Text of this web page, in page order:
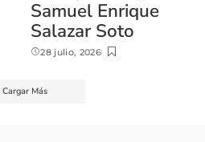
Samuel Enrique
Salazar Soto
28 julio, 2026
Cargar Más